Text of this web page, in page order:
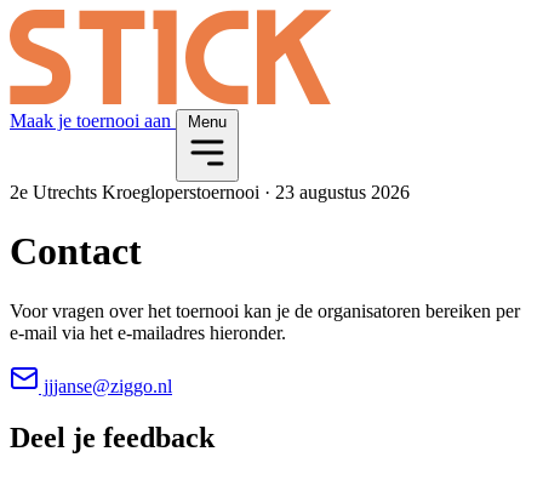
Maak je toernooi aan Menu
2e Utrechts Kroegloperstoernooi · 23 augustus 2026
Contact
Voor vragen over het toernooi kan je de organisatoren bereiken per
e-mail via het e-mailadres hieronder.
jjjanse@ziggo.nl
Deel je feedback